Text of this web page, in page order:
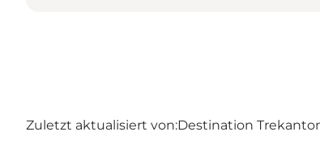
Zuletzt aktualisiert von:Destination